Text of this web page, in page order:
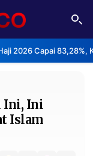
2026 Capai 83,28%,
Ini, Ini
Islam